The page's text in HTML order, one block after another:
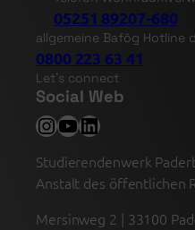
05251 89207-680
allgemeine Bafög Hotline
0800 223 63 41
Let’s connect
Social Web
Instagram
YouTube
LinkedIn
Studierendenwerk
Anstalt des öffentlichen
Mersinweg 2 | 33100